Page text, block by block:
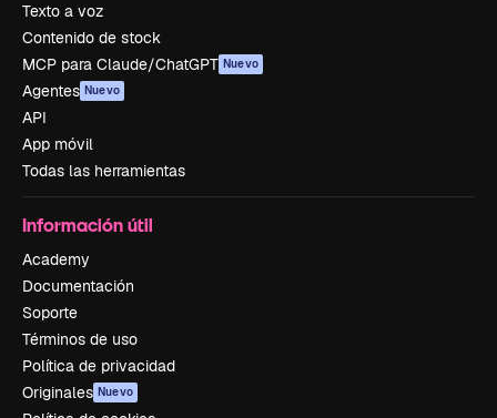
Texto a voz
Contenido de stock
MCP para Claude/ChatGPT Nuevo
Agentes Nuevo
API
App móvil
Todas las herramientas
Información útil
Academy
Documentación
Soporte
Términos de uso
Política de privacidad
Originales Nuevo